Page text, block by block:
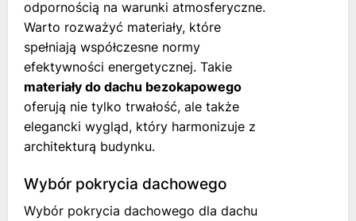
odpornością na warunki atmosferyczne.
Warto rozważyć materiały, które
spełniają współczesne normy
efektywności energetycznej. Takie
materiały do dachu bezokapowego
oferują nie tylko trwałość, ale także
elegancki wygląd, który harmonizuje z
architekturą budynku.
Wybór pokrycia dachowego
Wybór pokrycia dachowego dla dachu